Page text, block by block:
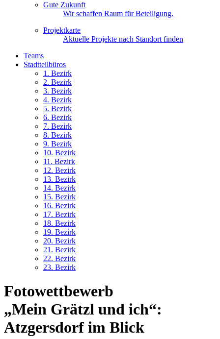
Gute Zukunft
Wir schaffen Raum für Beteiligung.
Projektkarte
Aktuelle Projekte nach Standort finden
Teams
Stadtteilbüros
1. Bezirk
2. Bezirk
3. Bezirk
4. Bezirk
5. Bezirk
6. Bezirk
7. Bezirk
8. Bezirk
9. Bezirk
10. Bezirk
11. Bezirk
12. Bezirk
13. Bezirk
14. Bezirk
15. Bezirk
16. Bezirk
17. Bezirk
18. Bezirk
19. Bezirk
20. Bezirk
21. Bezirk
22. Bezirk
23. Bezirk
Fotowettbewerb
„Mein Grätzl und ich“:
Atzgersdorf im Blick